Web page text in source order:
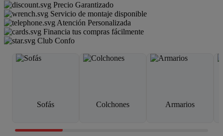
Precio Garantizado
Servicio de montaje disponible
Atención Personalizada
Financia tus compras fácilmente
Club Confo
Sofás Colchones Armarios